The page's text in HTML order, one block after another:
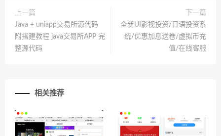
上一篇
Java + uniapp交易所源代码
附搭建教程 java交易所APP 完
整源代码
下一篇
全新UI影视投资/日语投资系
统/优惠加息送卷/虚拟币充
值/在线客服
相关推荐